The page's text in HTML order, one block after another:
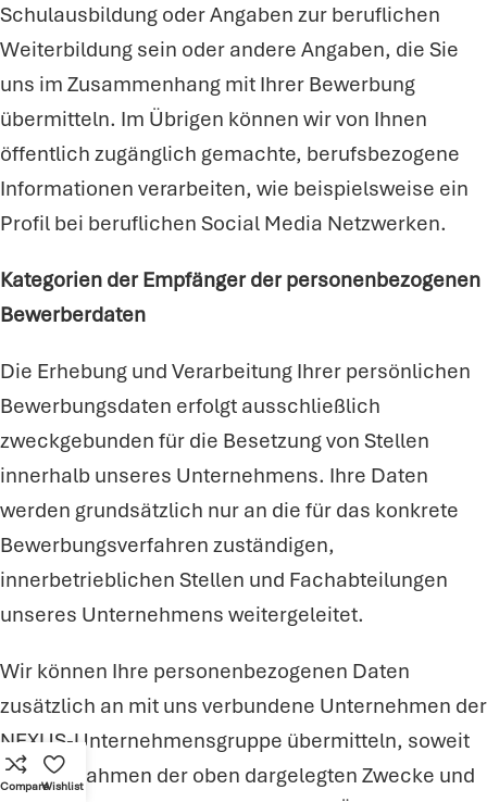
Schulausbildung oder Angaben zur beruflichen
Weiterbildung sein oder andere Angaben, die Sie
uns im Zusammenhang mit Ihrer Bewerbung
übermitteln. Im Übrigen können wir von Ihnen
öffentlich zugänglich gemachte, berufsbezogene
Informationen verarbeiten, wie beispielsweise ein
Profil bei beruflichen Social Media Netzwerken.
Kategorien der Empfänger der personenbezogenen
Bewerberdaten
Die Erhebung und Verarbeitung Ihrer persönlichen
Bewerbungsdaten erfolgt ausschließlich
zweckgebunden für die Besetzung von Stellen
innerhalb unseres Unternehmens. Ihre Daten
werden grundsätzlich nur an die für das konkrete
Bewerbungsverfahren zuständigen,
innerbetrieblichen Stellen und Fachabteilungen
unseres Unternehmens weitergeleitet.
Wir können Ihre personenbezogenen Daten
zusätzlich an mit uns verbundene Unternehmen der
NEXUS-Unternehmensgruppe übermitteln, soweit
dies im Rahmen der oben dargelegten Zwecke und
CompareWishlist